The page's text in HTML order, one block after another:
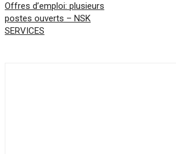
Offres d’emploi: plusieurs
postes ouverts – NSK
SERVICES